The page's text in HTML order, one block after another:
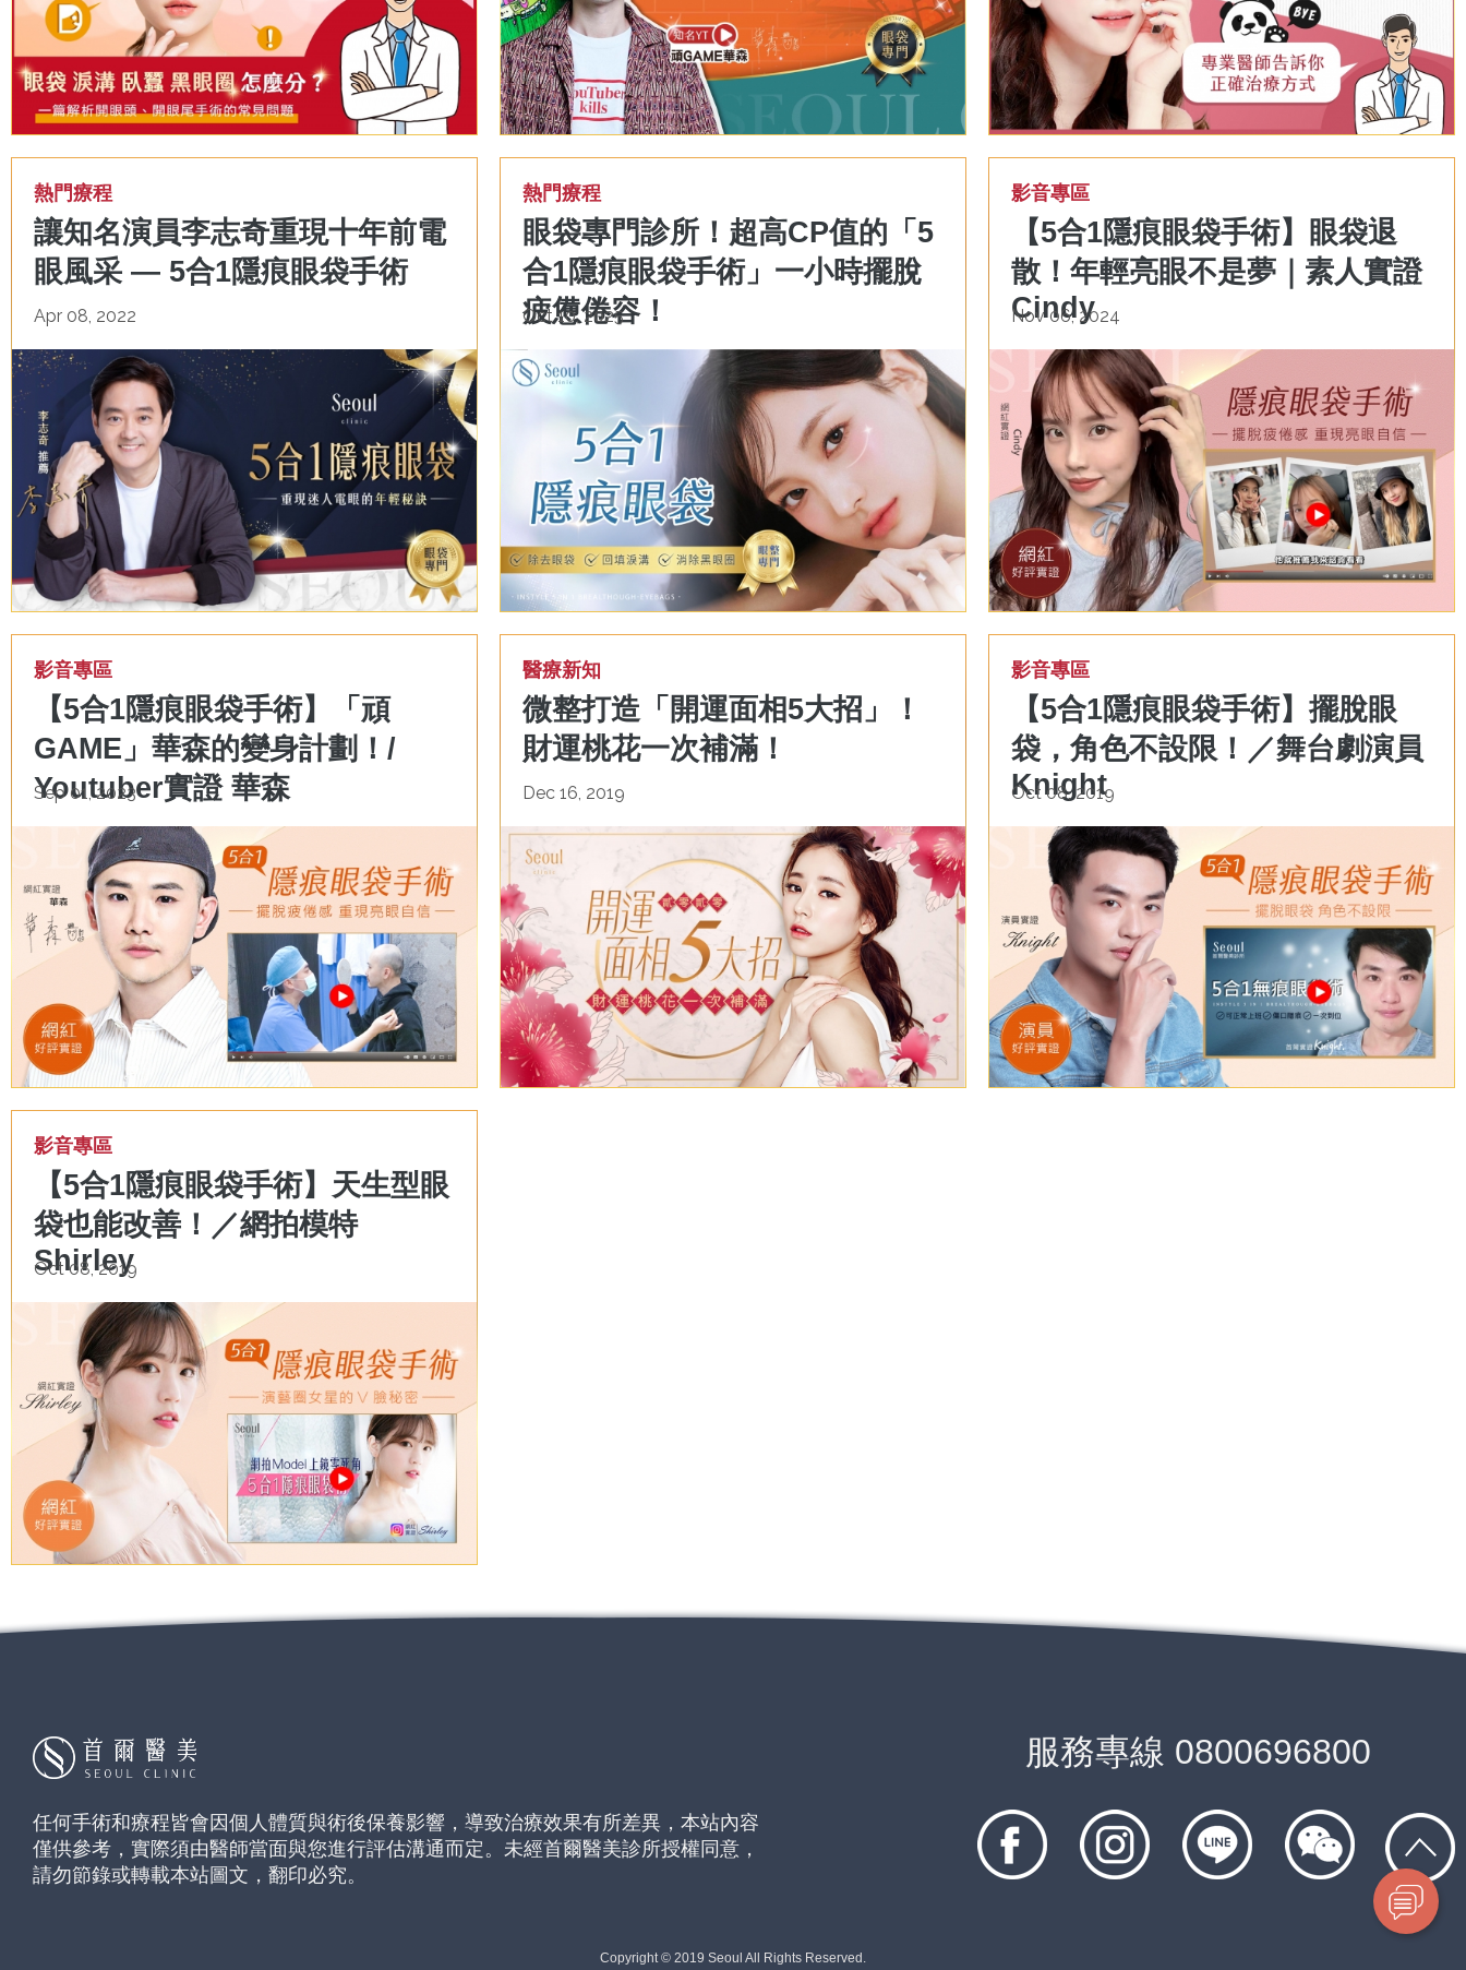
熱門療程
讓知名演員李志奇重現十年前電
眼風采 — 5合1隱痕眼袋手術
Apr 08, 2022
熱門療程
眼袋專門診所！超高CP值的「5
合1隱痕眼袋手術」一小時擺脫
疲憊倦容！
Oct 10, 2025
影音專區
【5合1隱痕眼袋手術】眼袋退
散！年輕亮眼不是夢｜素人實證
Cindy
Nov 06, 2024
影音專區
【5合1隱痕眼袋手術】「頑
GAME」華森的變身計劃！/
Youtuber實證 華森
Sep 01, 2023
醫療新知
微整打造「開運面相5大招」！
財運桃花一次補滿！
Dec 16, 2019
影音專區
【5合1隱痕眼袋手術】擺脫眼
袋，角色不設限！／舞台劇演員
Knight
Oct 08, 2019
影音專區
【5合1隱痕眼袋手術】天生型眼
袋也能改善！／網拍模特
Shirley
Oct 08, 2019
服務專線 0800696800
任何手術和療程皆會因個人體質與術後保養影響，導致治療效果有所差異，本站內容
僅供參考，實際須由醫師當面與您進行評估溝通而定。未經首爾醫美診所授權同意，
請勿節錄或轉載本站圖文，翻印必究。
Copyright © 2019 Seoul All Rights Reserved.